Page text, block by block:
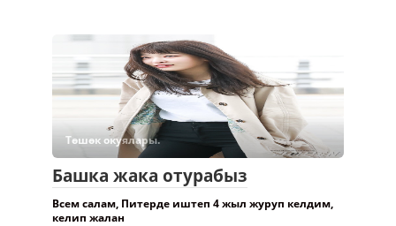
Төшөк окуялары.
Башка жака отурабыз
Всем салам, Питерде иштеп 4 жыл журуп келдим,
келип жалан